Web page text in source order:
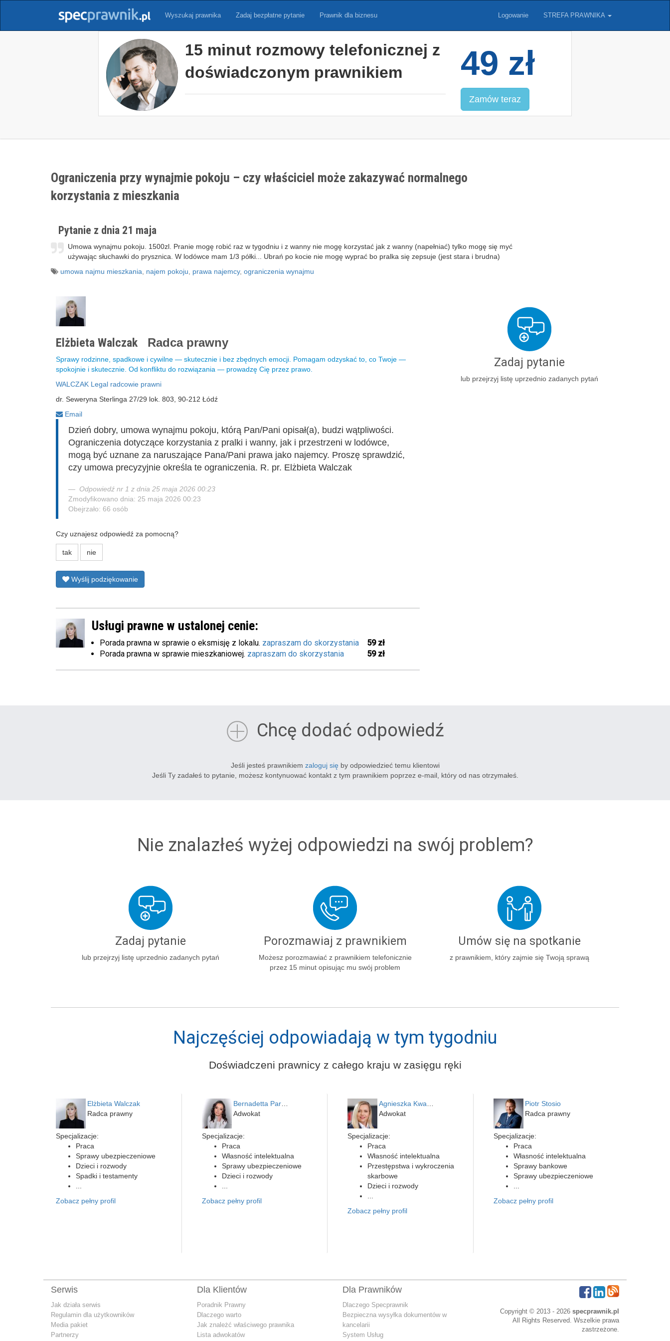
Wyszukaj prawnika Zadaj bezpłatne pytanie Prawnik dla biznesu Logowanie STREFA PRAWNIKA
15 minut rozmowy telefonicznej z
doświadczonym prawnikiem
49 zł
Zamów teraz
Ograniczenia przy wynajmie pokoju – czy właściciel może zakazywać normalnego
korzystania z mieszkania
Pytanie z dnia 21 maja
Umowa wynajmu pokoju. 1500zl. Pranie mogę robić raz w tygodniu i z wanny nie mogę korzystać jak z wanny (napełniać) tylko mogę się myć
używając słuchawki do prysznica. W lodówce mam 1/3 półki... Ubrań po kocie nie mogę wyprać bo pralka się zepsuje (jest stara i brudna)
umowa najmu mieszkania
najem pokoju prawa najemcy, ograniczenia wynajmu
Elżbieta Walczak Radca prawny
Sprawy rodzinne, spadkowe i cywilne — skutecznie i bez zbędnych emocji. Pomagam odzyskać to, co Twoje —
spokojnie i skutecznie. Od konfliktu do rozwiązania — prowadzę Cię przez prawo.
WALCZAK Legal radcowie prawni
dr. Seweryna Sterlinga 27/29 lok. 803, 90-212 Łódź
Email
Dzień dobry, umowa wynajmu pokoju, którą Pan/Pani opisał(a), budzi wątpliwości.
Ograniczenia dotyczące korzystania z pralki i wanny, jak i przestrzeni w lodówce,
mogą być uznane za naruszające Pana/Pani prawa jako najemcy. Proszę sprawdzić,
czy umowa precyzyjnie określa te ograniczenia. R. pr. Elżbieta Walczak
Odpowiedź nr 1 z dnia 25 maja 2026 00:23
Zmodyfikowano dnia: 25 maja 2026 00:23
Obejrzało: 66 osób
Czy uznajesz odpowiedź za pomocną?
tak nie
Wyślij podziękowanie
Usługi prawne w ustalonej cenie:
Porada prawna w sprawie o eksmisję z lokalu. 59 zł
zapraszam do skorzystania
Porada prawna w sprawie mieszkaniowej.
59 zł
zapraszam do skorzystania
Zadaj pytanie
lub przejrzyj listę uprzednio zadanych pytań
Chcę dodać odpowiedź
Jeśli jesteś prawnikiem zaloguj się by odpowiedzieć temu klientowi
Jeśli Ty zadałeś to pytanie, możesz kontynuować kontakt z tym prawnikiem poprzez e-mail, który od nas otrzymałeś.
Nie znalazłeś wyżej odpowiedzi na swój problem?
Zadaj pytanie
lub przejrzyj listę uprzednio zadanych pytań
Porozmawiaj z prawnikiem
Możesz porozmawiać z prawnikiem telefonicznie
przez 15 minut opisując mu swój problem
Umów się na spotkanie
z prawnikiem, który zajmie się Twoją sprawą
Najczęściej odpowiadają w tym tygodniu
Doświadczeni prawnicy z całego kraju w zasięgu ręki
Elżbieta Walczak
Radca prawny
Specjalizacje:
Praca
Sprawy ubezpieczeniowe
Dzieci i rozwody
Spadki i testamenty
Zobacz pełny profil
Bernadetta Parusińska- U…
Adwokat
Specjalizacje:
Praca
Własność intelektualna
Sprawy ubezpieczeniowe
Dzieci i rozwody
Zobacz pełny profil
Adwokat
Specjalizacje:
Praca
Własność intelektualna
Przestępstwa i wykroczenia
skarbowe
Dzieci i rozwody
Zobacz pełny profil
Piotr Stosio
Radca prawny
Specjalizacje:
Praca
Własność intelektualna
Sprawy bankowe
Sprawy ubezpieczeniowe
Zobacz pełny profil
Serwis
Jak działa serwis
Regulamin dla użytkowników
Media pakiet
Partnerzy
Dla Klientów
Poradnik Prawny
Dlaczego warto
Jak znależć właściwego prawnika
Lista adwokatów
Dla Prawników
Dlaczego Specprawnik
Bezpieczna wysyłka dokumentów w
kancelarii
System Usług
Copyright © 2013 - 2026 specprawnik.pl
All Rights Reserved. Wszelkie prawa
zastrzeżone.